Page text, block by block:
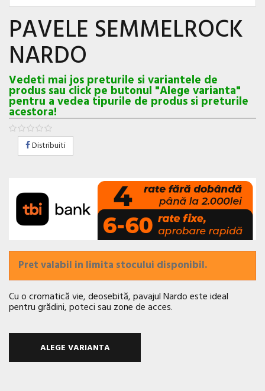
PAVELE SEMMELROCK
NARDO
Vedeti mai jos preturile si variantele de
produs sau click pe butonul "Alege varianta"
pentru a vedea tipurile de produs si preturile
acestora!
Distribuiti
Pret valabil in limita stocului disponibil.
Cu o cromatică vie, deosebită, pavajul Nardo este ideal
pentru grădini, poteci sau zone de acces.
ALEGE VARIANTA